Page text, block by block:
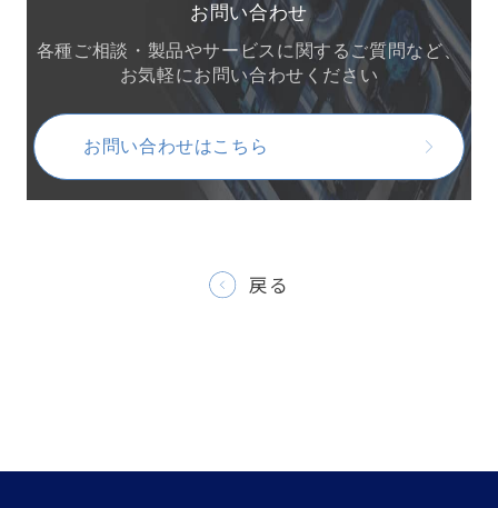
お問い合わせ
各種ご相談・製品やサービスに関するご質問など、
お気軽にお問い合わせください
お問い合わせはこちら
戻る